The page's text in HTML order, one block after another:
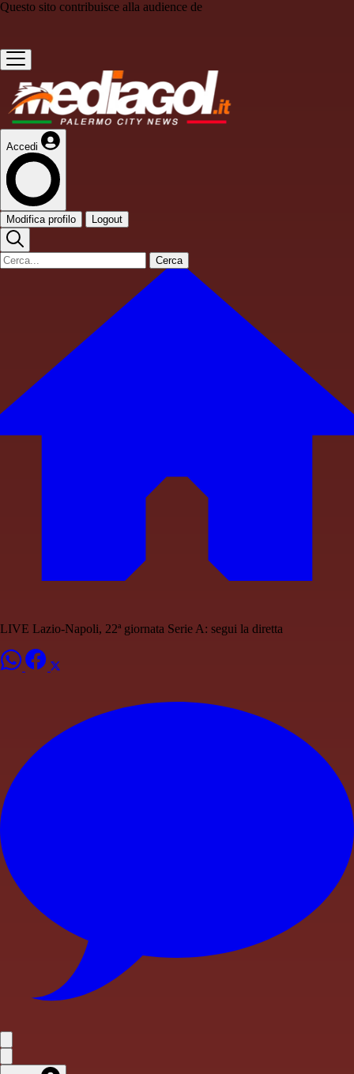
Questo sito contribuisce alla audience de
Accedi
Modifica profilo Logout
Cerca
LIVE Lazio-Napoli, 22ª giornata Serie A: segui la diretta